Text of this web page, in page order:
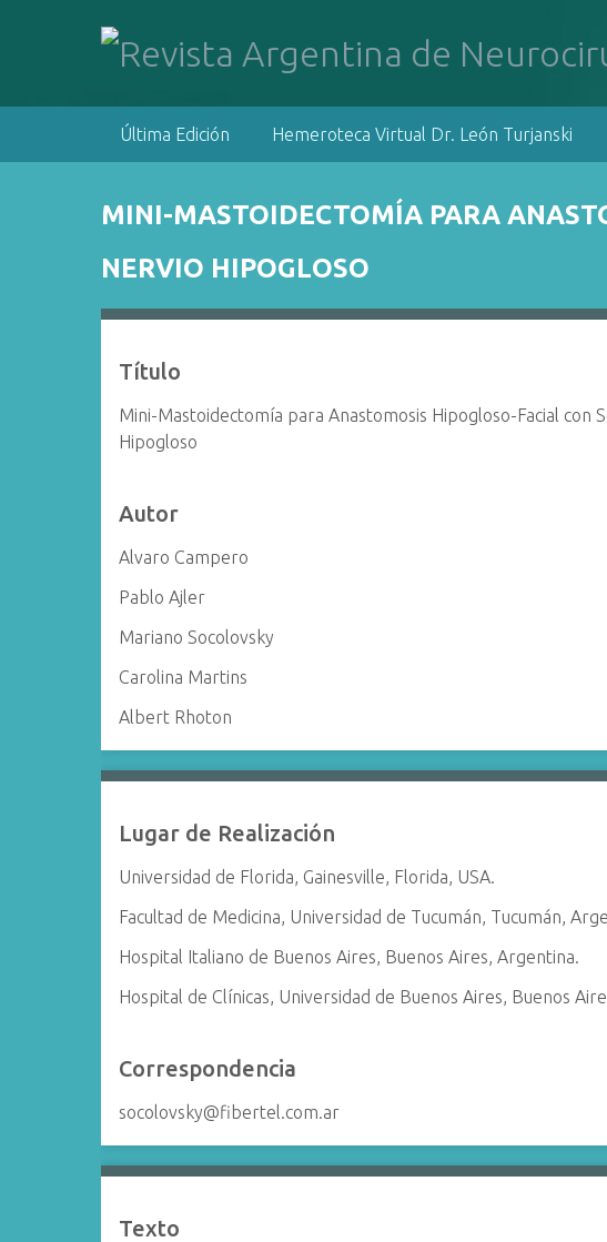
Última Edición Hemeroteca Virtual Dr. León Turjanski
MINI-MASTOIDECTOMÍA PARA
NERVIO HIPOGLOSO
Título
Mini-Mastoidectomía para Anastomosis Hipogloso-Facial con
Hipogloso
Autor
Alvaro Campero
Pablo Ajler
Mariano Socolovsky
Carolina Martins
Albert Rhoton
Lugar de Realización
Universidad de Florida, Gainesville, Florida, USA.
Facultad de Medicina, Universidad de Tucumán, Tucumán,
Hospital Italiano de Buenos Aires, Buenos Aires, Argentina.
Hospital de Clínicas, Universidad de Buenos Aires, Buenos
Correspondencia
socolovsky@fibertel.com.ar
Texto